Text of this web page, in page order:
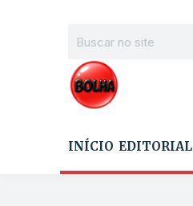
INÍCIO EDITORIAL